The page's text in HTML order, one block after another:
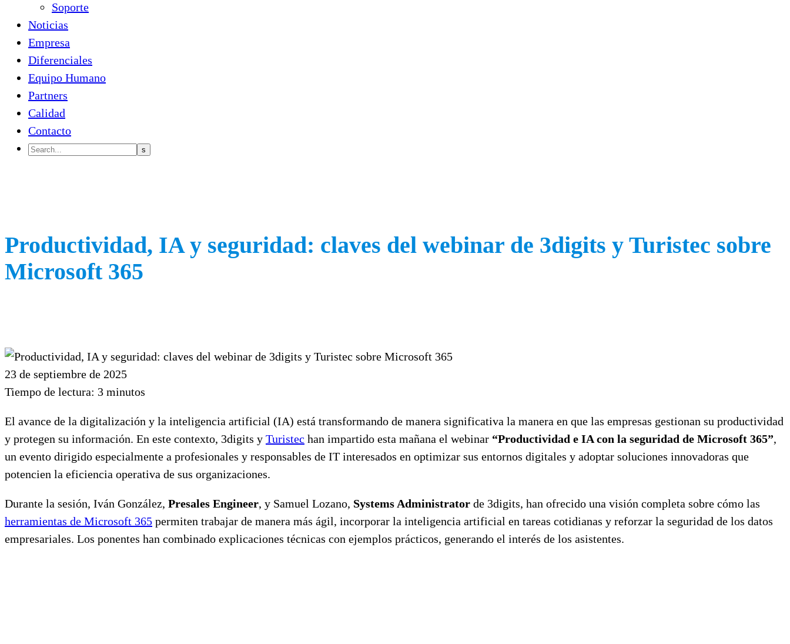
Soporte
Noticias
Empresa
Diferenciales
Equipo Humano
Partners
Calidad
Contacto
Productividad, IA y seguridad: claves del webinar de 3digits y Turistec sobre
Microsoft 365
23 de septiembre de 2025
Tiempo de lectura: 3 minutos
El avance de la digitalización y la inteligencia artificial (IA) está transformando de manera significativa la manera en que las empresas gestionan su productividad
y protegen su información. En este contexto, 3digits y Turistec han impartido esta mañana el webinar “Productividad e IA con la seguridad de Microsoft 365”,
un evento dirigido especialmente a profesionales y responsables de IT interesados en optimizar sus entornos digitales y adoptar soluciones innovadoras que
potencien la eficiencia operativa de sus organizaciones.
Durante la sesión, Iván González, Presales Engineer, y Samuel Lozano, Systems Administrator de 3digits, han ofrecido una visión completa sobre cómo las
herramientas de Microsoft 365 permiten trabajar de manera más ágil, incorporar la inteligencia artificial en tareas cotidianas y reforzar la seguridad de los datos
empresariales. Los ponentes han combinado explicaciones técnicas con ejemplos prácticos, generando el interés de los asistentes.